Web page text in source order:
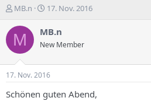
E
s
t
e
l
e
r
MB.n
E
s
e
l
u
n
g
17. Nov. 2016
M MB.n
New Member
17. Nov. 2016
Schönen guten Abend,